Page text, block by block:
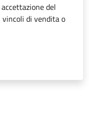
del
vincoli di vendita o